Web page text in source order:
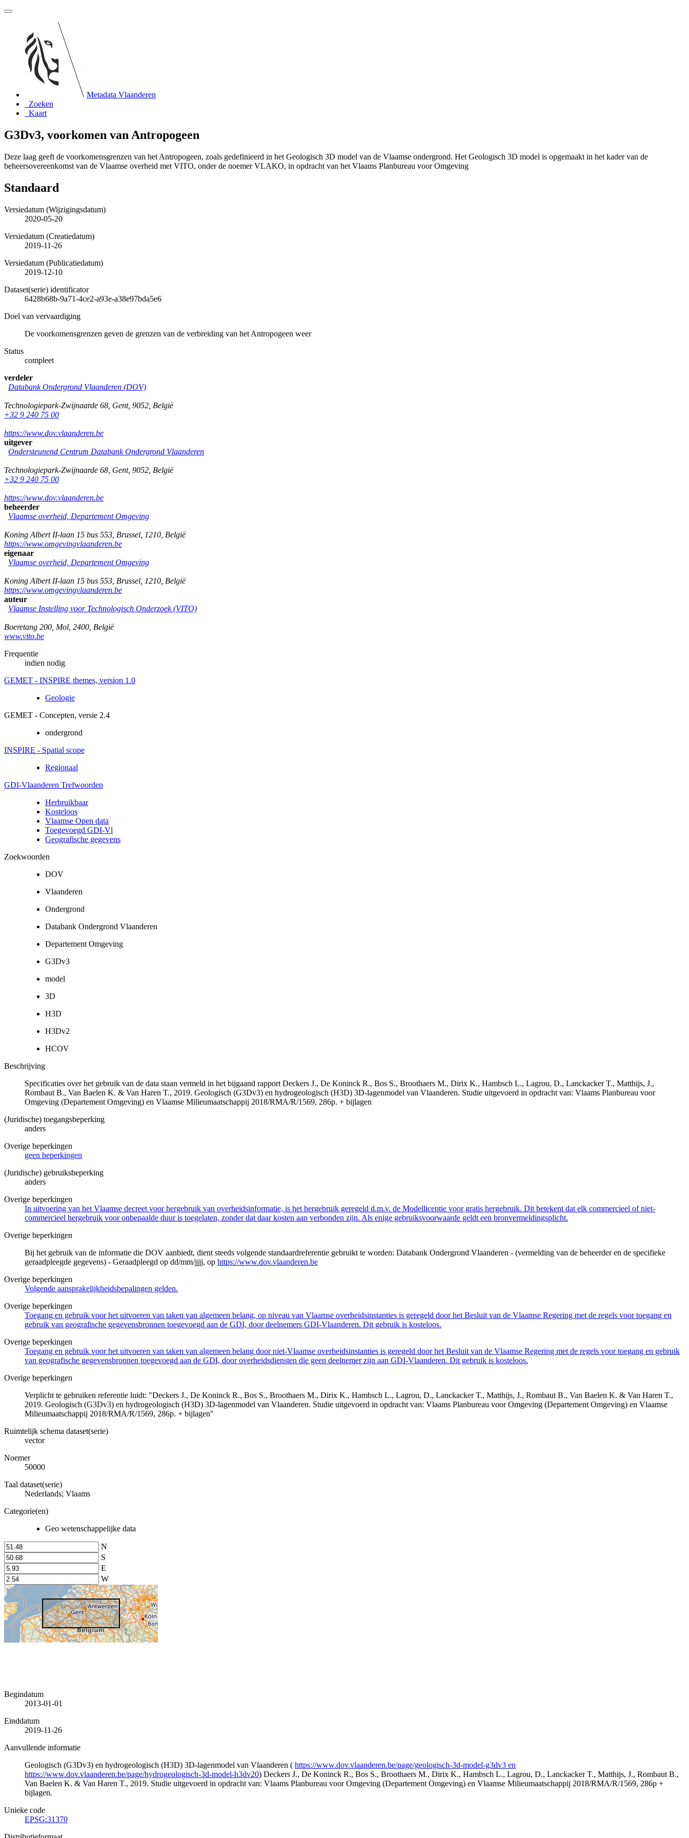
Metadata Vlaanderen
Zoeken
Kaart
G3Dv3, voorkomen van Antropogeen
Deze laag geeft de voorkomensgrenzen van het Antropogeen, zoals gedefinieerd in het Geologisch 3D model van de Vlaamse ondergrond. Het Geologisch 3D model is opgemaakt in het kader van de
beheersovereenkomst van de Vlaamse overheid met VITO, onder de noemer VLAKO, in opdracht van het Vlaams Planbureau voor Omgeving
Standaard
Versiedatum (Wijzigingsdatum)
2020-05-20
Versiedatum (Creatiedatum)
2019-11-26
Versiedatum (Publicatiedatum)
2019-12-10
Dataset(serie) identificator
6428b68b-9a71-4ce2-a93e-a38e97bda5e6
Doel van vervaardiging
De voorkomensgrenzen geven de grenzen van de verbreiding van het Antropogeen weer
Status
compleet
verdeler
Databank Ondergrond Vlaanderen (DOV)
Technologiepark-Zwijnaarde 68 Gent, 9052 België
+32 9 240 75 00
https://www.dov.vlaanderen.be
uitgever
Ondersteunend Centrum Databank Ondergrond Vlaanderen
Technologiepark-Zwijnaarde 68 Gent, 9052 België
+32 9 240 75 00
https://www.dov.vlaanderen.be
beheerder
Vlaamse overheid, Departement Omgeving
Koning Albert II-laan 15 bus 553 Brussel 1210 België
https://www.omgevingvlaanderen.be
eigenaar
Vlaamse overheid, Departement Omgeving
Koning Albert II-laan 15 bus 553 Brussel 1210 België
https://www.omgevingvlaanderen.be
auteur
Vlaamse Instelling voor Technologisch Onderzoek (VITO)
Boeretang 200 Mol 2400 België
www.vito.be
Frequentie
indien nodig
GEMET - INSPIRE themes, version 1.0
Geologie
GEMET - Concepten, versie 2.4
ondergrond
INSPIRE - Spatial scope
Regionaal
GDI-Vlaanderen Trefwoorden
Herbruikbaar
Kosteloos
Vlaamse Open data
Toegevoegd GDI-Vl
Geografische gegevens
Zoekwoorden
DOV
Vlaanderen
Ondergrond
Databank Ondergrond Vlaanderen
Departement Omgeving
G3Dv3
model
3D
H3D
H3Dv2
HCOV
Beschrijving
Specificaties over het gebruik van de data staan vermeld in het bijgaand rapport Deckers J., De Koninck R., Bos S., Broothaers M., Dirix K., Hambsch L., Lagrou, D., Lanckacker T., Matthijs, J.,
Rombaut B., Van Baelen K. & Van Haren T., 2019. Geologisch (G3Dv3) en hydrogeologisch (H3D) 3D-lagenmodel van Vlaanderen. Studie uitgevoerd in opdracht van: Vlaams Planbureau voor
Omgeving (Departement Omgeving) en Vlaamse Milieumaatschappij 2018/RMA/R/1569, 286p. + bijlagen
(Juridische) toegangsbeperking
anders
Overige beperkingen
geen beperkingen
(Juridische) gebruiksbeperking
anders
Overige beperkingen
In uitvoering van het Vlaamse decreet voor hergebruik van overheidsinformatie, is het hergebruik geregeld d.m.v. de Modellicentie voor gratis hergebruik. Dit betekent dat elk commercieel of niet-
commercieel hergebruik voor onbepaalde duur is toegelaten, zonder dat daar kosten aan verbonden zijn. Als enige gebruiksvoorwaarde geldt een bronvermeldingsplicht.
Overige beperkingen
Bij het gebruik van de informatie die DOV aanbiedt, dient steeds volgende standaardreferentie gebruikt te worden: Databank Ondergrond Vlaanderen - (vermelding van de beheerder en de specifieke
geraadpleegde gegevens) - Geraadpleegd op dd/mm/jjjj, op https://www.dov.vlaanderen.be
Overige beperkingen
Volgende aansprakelijkheidsbepalingen gelden.
Overige beperkingen
Toegang en gebruik voor het uitvoeren van taken van algemeen belang, op niveau van Vlaamse overheidsinstanties is geregeld door het Besluit van de Vlaamse Regering met de regels voor toegang en
gebruik van geografische gegevensbronnen toegevoegd aan de GDI, door deelnemers GDI-Vlaanderen. Dit gebruik is kosteloos.
Overige beperkingen
Toegang en gebruik voor het uitvoeren van taken van algemeen belang door niet-Vlaamse overheidsinstanties is geregeld door het Besluit van de Vlaamse Regering met de regels voor toegang en gebruik
van geografische gegevensbronnen toegevoegd aan de GDI, door overheidsdiensten die geen deelnemer zijn aan GDI-Vlaanderen. Dit gebruik is kosteloos.
Overige beperkingen
Verplicht te gebruiken referentie luidt: "Deckers J., De Koninck R., Bos S., Broothaers M., Dirix K., Hambsch L., Lagrou, D., Lanckacker T., Matthijs, J., Rombaut B., Van Baelen K. & Van Haren T.,
2019. Geologisch (G3Dv3) en hydrogeologisch (H3D) 3D-lagenmodel van Vlaanderen. Studie uitgevoerd in opdracht van: Vlaams Planbureau voor Omgeving (Departement Omgeving) en Vlaamse
Milieumaatschappij 2018/RMA/R/1569, 286p. + bijlagen"
Ruimtelijk schema dataset(serie)
vector
Noemer
50000
Taal dataset(serie)
Nederlands; Vlaams
Categorie(en)
Geo wetenschappelijke data
N
S
E
W
Begindatum
2013-01-01
Einddatum
2019-11-26
Aanvullende informatie
Geologisch (G3Dv3) en hydrogeologisch (H3D) 3D-lagenmodel van Vlaanderen ( https://www.dov.vlaanderen.be/page/geologisch-3d-model-g3dv3 en
https://www.dov.vlaanderen.be/page/hydrogeologisch-3d-model-h3dv20) Deckers J., De Koninck R., Bos S., Broothaers M., Dirix K., Hambsch L., Lagrou, D., Lanckacker T., Matthijs, J., Rombaut B.,
Van Baelen K. & Van Haren T., 2019. Studie uitgevoerd in opdracht van: Vlaams Planbureau voor Omgeving (Departement Omgeving) en Vlaamse Milieumaatschappij 2018/RMA/R/1569, 286p +
bijlagen.
Unieke code
EPSG:31370